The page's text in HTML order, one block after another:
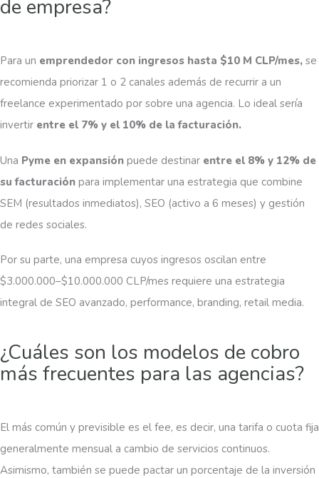
de empresa?
Para un emprendedor con ingresos hasta $10 M CLP/mes, se
recomienda priorizar 1 o 2 canales además de recurrir a un
freelance experimentado por sobre una agencia. Lo ideal sería
invertir entre el 7% y el 10% de la facturación.
Una Pyme en expansión puede destinar entre el 8% y 12% de
su facturación para implementar una estrategia que combine
SEM (resultados inmediatos), SEO (activo a 6 meses) y gestión
de redes sociales.
Por su parte, una empresa cuyos ingresos oscilan entre
$3.000.000–$10.000.000 CLP/mes requiere una estrategia
integral de SEO avanzado, performance, branding, retail media.
¿Cuáles son los modelos de cobro
más frecuentes para las agencias?
El más común y previsible es el fee, es decir, una tarifa o cuota fija
generalmente mensual a cambio de servicios continuos.
Asimismo, también se puede pactar un porcentaje de la inversión